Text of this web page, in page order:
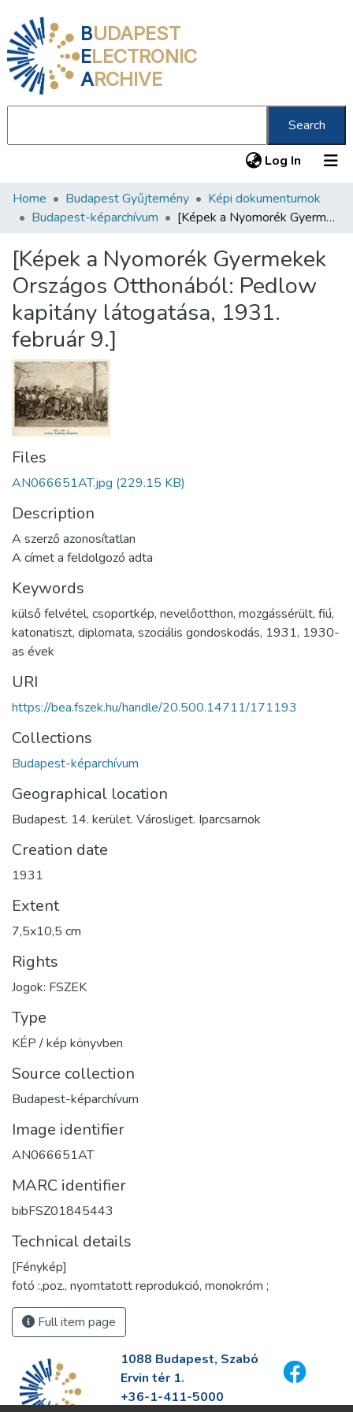
BUDAPEST
ELECTRONIC
ARCHIVE
Search
Log In (current)
Communities & Collections
Statistics
About us
Home Budapest Gyűjtemény
Képi dokumentumok
Budapest-képarchívum
[Képek a Nyomorék Gyermekek Országos Otthonából: Pedlow kapitány látogatása, 1931. február 9.]
[Képek a Nyomorék Gyermekek
Országos Otthonából: Pedlow
kapitány látogatása, 1931.
február 9.]
Files
AN066651AT.jpg (229.15 KB)
Description
A szerző azonosítatlan
A címet a feldolgozó adta
Keywords
külső felvétel, csoportkép, nevelőotthon, mozgássérült, fiú,
katonatiszt, diplomata, szociális gondoskodás, 1931, 1930-
as évek
URI
https://bea.fszek.hu/handle/20.500.14711/171193
Collections
Budapest-képarchívum
Geographical location
Budapest. 14. kerület. Városliget. Iparcsarnok
Creation date
1931
Extent
7,5x10,5 cm
Rights
Jogok: FSZEK
Type
KÉP / kép könyvben
Source collection
Budapest-képarchívum
Image identifier
AN066651AT
MARC identifier
bibFSZ01845443
Technical details
[Fénykép]
fotó :,poz., nyomtatott reprodukció, monokróm ;
Full item page
1088 Budapest, Szabó
Ervin tér 1.
+36-1-411-5000